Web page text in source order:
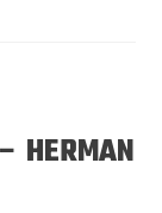
HERMAN